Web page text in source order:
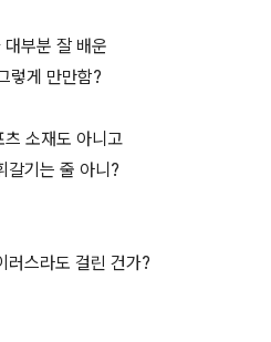
대부분 잘 배운
렇게 만만함?
츠 소재도 아니고
갈기는 줄 아니?
러스라도 걸린 건가?